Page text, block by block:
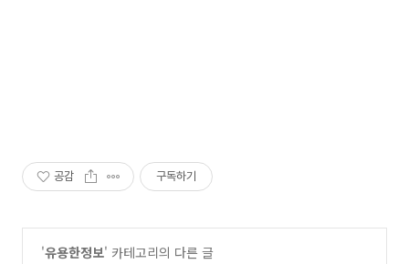
공감 구독하기
'유용한정보' 카테고리의 다른 글